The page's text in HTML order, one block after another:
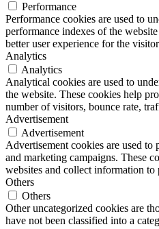
Performance
Performance cookies are used to
performance indexes of the
better user experience for the
Analytics
Analytics
Analytical cookies are used to
the website. These cookies help
number of visitors, bounce rate,
Advertisement
Advertisement
Advertisement cookies are used
and marketing campaigns. These
websites and collect information to
Others
Others
Other uncategorized cookies are
have not been classified into a